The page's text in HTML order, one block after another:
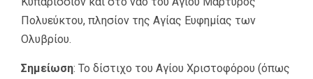
Πολυεύκτου, πλησίον της Αγίας Ευφημίας των
Ολυβρίου.
Σημείωση: Το δίστιχο του Αγίου Χριστοφόρου (όπως